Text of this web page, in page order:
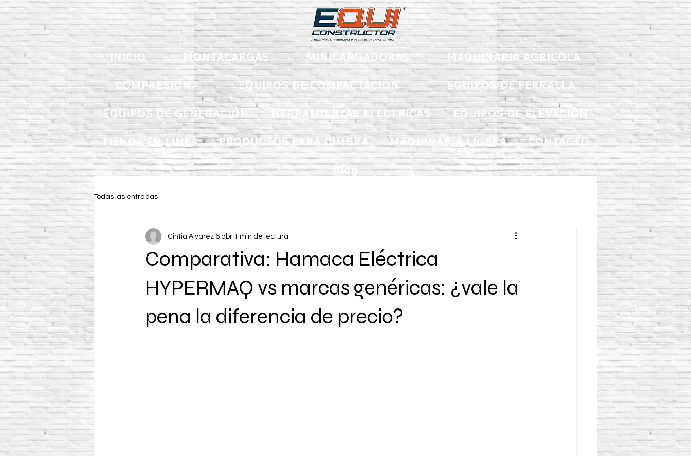
INICIO MONTACARGAS MINICARGADORAS MAQUINARIA AGRICOLA
COMPRESIÓN EQUIPOS DE COMPACTACIÓN EQUIPOS DE FERRALLA
EQUIPOS DE GENERACIÓN HERRAMIENTAS ELÉCTRICAS EQUIPOS DE ELEVACIÓN
TIENDA EN LINEA PRODUCTOS PARA CIMBRA MAQUINARIA LIGERA CONTACTO
Blog
Todas las entradas
Comparativa: Hamaca Eléctrica
HYPERMAQ vs marcas genéricas: ¿vale la
pena la diferencia de precio?
Cintia Alvarez 6 abr 1 min de lectura